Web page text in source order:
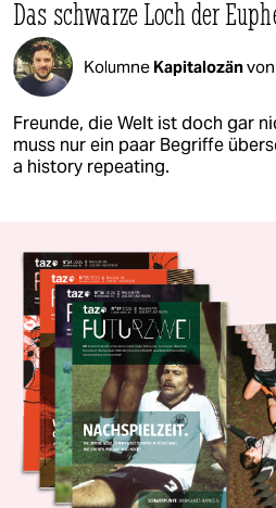
Das schwarze Loch der
Kolumne Kapitalozänvon
Freunde, die Welt ist doch gar
muss nur ein paar Begriffe
a history repeating.